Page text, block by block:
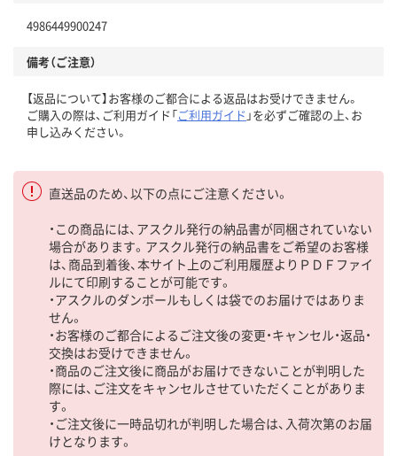
4986449900247
備考（ご注意）
【返品について】お客様のご都合による返品はお受けできません。
ご購入の際は、ご利用ガイド「ご利用ガイド 」を必ずご確認の上、お
申し込みください。
直送品のため、以下の点にご注意ください。
・この商品には、アスクル発行の納品書が同梱されていない
場合があります。アスクル発行の納品書をご希望のお客様
は、商品到着後、本サイト上のご利用履歴よりＰＤＦファイ
ルにて印刷することが可能です。
・アスクルのダンボールもしくは袋でのお届けではありま
せん。
・お客様のご都合によるご注文後の変更・キャンセル・返品・
交換はお受けできません。
・商品のご注文後に商品がお届けできないことが判明した
際には、ご注文をキャンセルさせていただくことがありま
す。
・ご注文後に一時品切れが判明した場合は、入荷次第のお届
けとなります。